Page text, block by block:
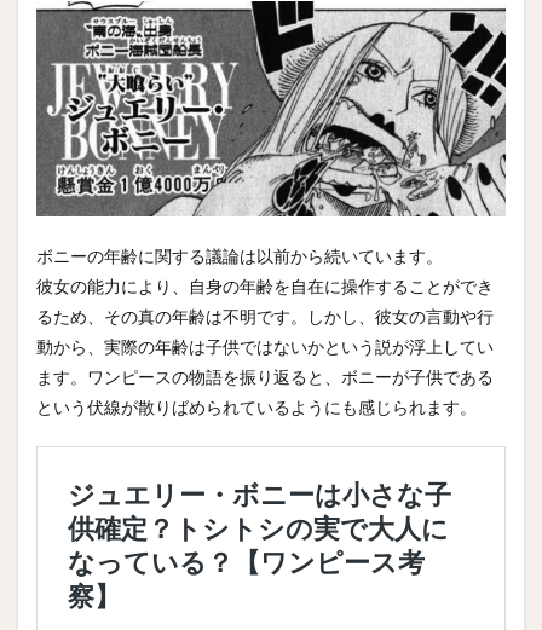
ボニーの年齢に関する議論は以前から続いています。
彼女の能力により、自身の年齢を自在に操作することができ
るため、その真の年齢は不明です。しかし、彼女の言動や行
動から、実際の年齢は子供ではないかという説が浮上してい
ます。ワンピースの物語を振り返ると、ボニーが子供である
という伏線が散りばめられているようにも感じられます。